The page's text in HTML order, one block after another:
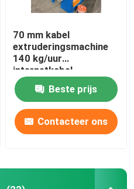
70 mm kabel
extruderingsmachine
140 kg/uur
internetkabel
productielijn
Beste prijs
Contacteer ons